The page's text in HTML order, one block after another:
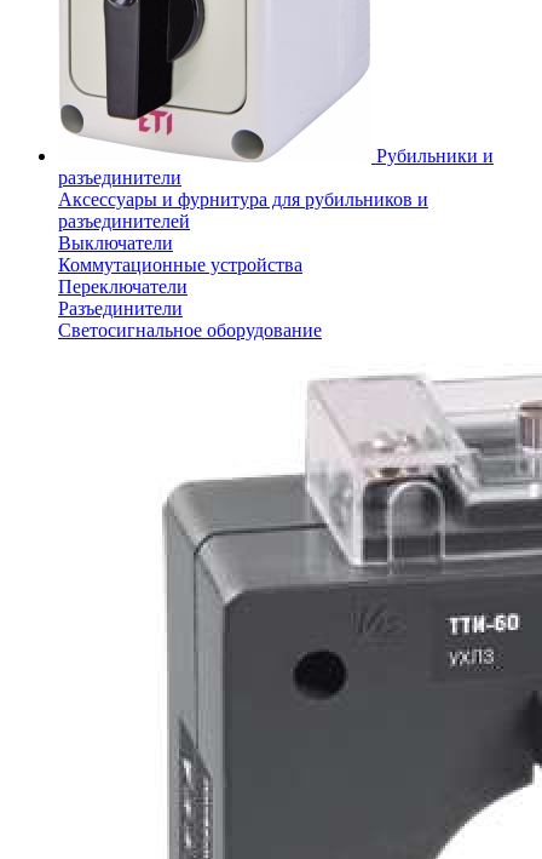
Рубильники и
разъединители
Аксессуары и фурнитура для рубильников и
разъединителей
Выключатели
Коммутационные устройства
Переключатели
Разъединители
Светосигнальное оборудование